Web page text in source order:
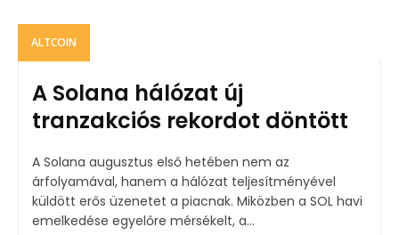
ALTCOIN
A Solana hálózat új
tranzakciós rekordot döntött
A Solana augusztus első hetében nem az
árfolyamával, hanem a hálózat teljesítményével
küldött erős üzenetet a piacnak. Miközben a SOL havi
emelkedése egyelőre mérsékelt, a...